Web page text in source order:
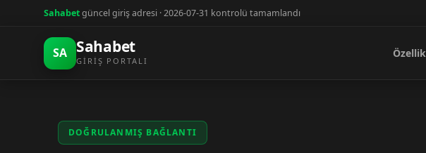
Sahabetgüncel giriş adresi · 2026-07-31 kontrolü tamamlandı
SA Sahabet
GIRIŞ PORTALI
DOĞRULANMIŞ BAĞLANTI